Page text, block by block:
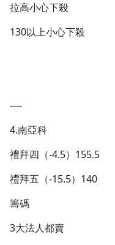
拉高小心下殺
130以上小心下殺
----
4.南亞科
禮拜四（-4.5）155.5
禮拜五（-15.5）140
籌碼
3大法人都賣